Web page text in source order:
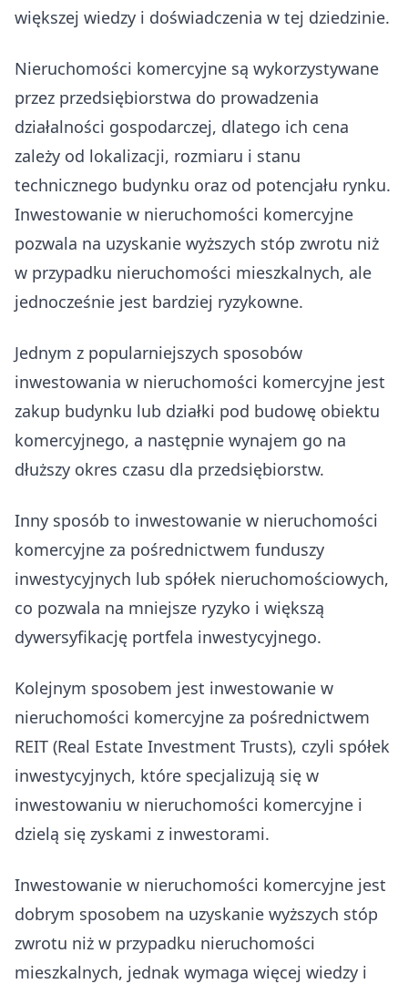
większej wiedzy i doświadczenia w tej dziedzinie.
Nieruchomości komercyjne są wykorzystywane
przez przedsiębiorstwa do prowadzenia
działalności gospodarczej, dlatego ich cena
zależy od lokalizacji, rozmiaru i stanu
technicznego budynku oraz od potencjału rynku.
Inwestowanie w nieruchomości komercyjne
pozwala na uzyskanie wyższych stóp zwrotu niż
w przypadku nieruchomości mieszkalnych, ale
jednocześnie jest bardziej ryzykowne.
Jednym z popularniejszych sposobów
inwestowania w nieruchomości komercyjne jest
zakup budynku lub działki pod budowę obiektu
komercyjnego, a następnie wynajem go na
dłuższy okres czasu dla przedsiębiorstw.
Inny sposób to inwestowanie w nieruchomości
komercyjne za pośrednictwem funduszy
inwestycyjnych lub spółek nieruchomościowych,
co pozwala na mniejsze ryzyko i większą
dywersyfikację portfela inwestycyjnego.
Kolejnym sposobem jest inwestowanie w
nieruchomości komercyjne za pośrednictwem
REIT (Real Estate Investment Trusts), czyli spółek
inwestycyjnych, które specjalizują się w
inwestowaniu w nieruchomości komercyjne i
dzielą się zyskami z inwestorami.
Inwestowanie w nieruchomości komercyjne jest
dobrym sposobem na uzyskanie wyższych stóp
zwrotu niż w przypadku nieruchomości
mieszkalnych, jednak wymaga więcej wiedzy i